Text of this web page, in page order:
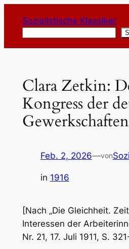
Inhalt
springen
Sozialistische Klassiker
Clara Zetkin:
Kongress der
Gewerkschaften
Feb. 2, 2026—von
in 1916
[Nach „Die Gleichheit.
Interessen der
Nr. 21, 17. Juli 1911, S.